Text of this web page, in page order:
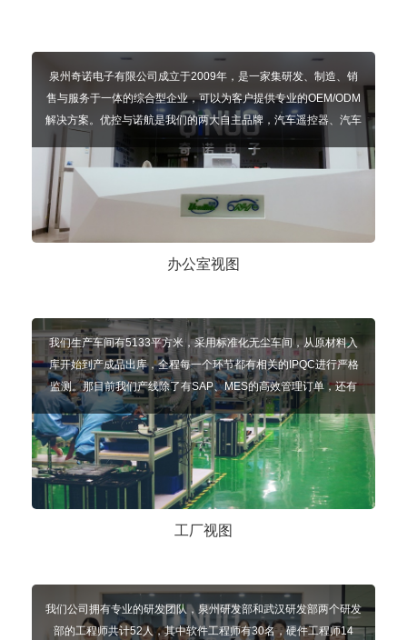
泉州奇诺电子有限公司成立于2009年，是一家集研发、制造、销
售与服务于一体的综合型企业，可以为客户提供专业的OEM/ODM
解决方案。优控与诺航是我们的两大自主品牌，汽车遥控器、汽车
配件、开门机产品是我们主要的三大主线产品
办公室视图
我们生产车间有5133平方米，采用标准化无尘车间，从原材料入
库开始到产成品出库，全程每一个环节都有相关的IPQC进行严格
监测。那目前我们产线除了有SAP、MES的高效管理订单，还有
先进的自动化设备，车间目前已实现85%的自动化生产。同时我
们的产线采用的是U型小组模式，相对于一字型模式更高效。从客
户下单到生产的每个环节，都有MES系统管理着订单进度，可以
追溯到每个流程的生产进度、材料使用情况等。 可扫码观看奇诺
公司工厂的3D展示哦！
工厂视图
我们公司拥有专业的研发团队，泉州研发部和武汉研发部两个研发
部的工程师共计52人，其中软件工程师有30名，硬件工程师14